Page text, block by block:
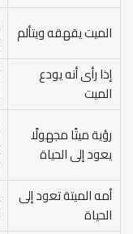
الميت يقهقه ويتألم
إذا رأى أنه يودع
الميت
رؤية ميتًا مجهولًا
يعود إلى الحياة
أمه الميتة تعود إلى
الحياة